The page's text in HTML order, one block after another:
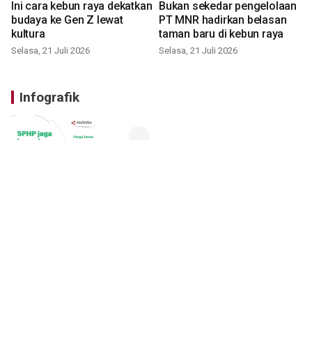
Ini cara kebun raya dekatkan
budaya ke Gen Z lewat
kultura
Selasa, 21 Juli 2026
Bukan sekedar pengelolaan
PT MNR hadirkan belasan
taman baru di kebun raya
Selasa, 21 Juli 2026
Infografik